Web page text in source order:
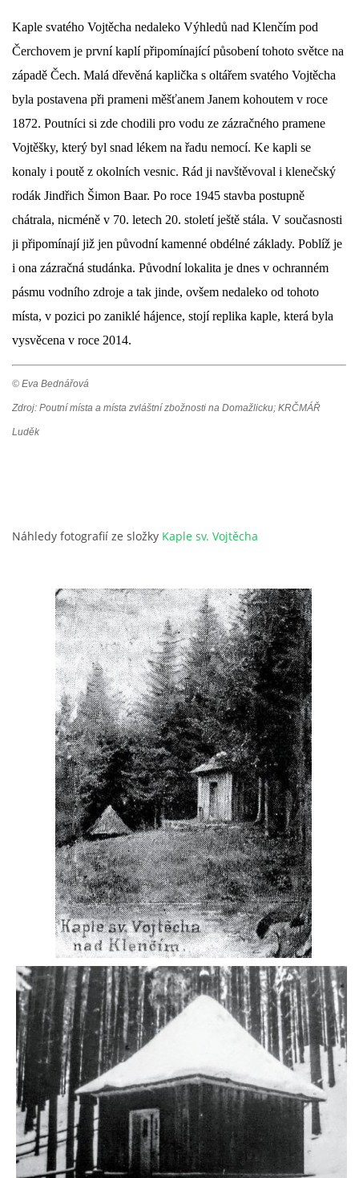
DŮL NA SLÍDU (NA KOLE)
Kontakt:
tel. 773 916 275
--------------------------------------------------------------
města Domažlice.
© 2026 eStránky.cz |Aktualizováno: 17. 7. 2026|Nahoru ↑
Kaple svatého Vojtěcha nedaleko Výhledů nad Klenčím pod
Čerchovem je první kaplí připomínající působení tohoto světce na
západě Čech. Malá dřevěná kaplička s oltářem svatého Vojtěcha
byla postavena při prameni měšťanem Janem kohoutem v roce
1872. Poutníci si zde chodili pro vodu ze zázračného pramene
Vojtěšky, který byl snad lékem na řadu nemocí. Ke kapli se
konaly i poutě z okolních vesnic. Rád ji navštěvoval i klenečský
rodák Jindřich Šimon Baar. Po roce 1945 stavba postupně
chátrala, nicméně v 70. letech 20. století ještě stála. V současnosti
ji připomínají již jen původní kamenné obdélné základy. Poblíž je
i ona zázračná studánka. Původní lokalita je dnes v ochranném
pásmu vodního zdroje a tak jinde, ovšem nedaleko od tohoto
místa, v pozici po zaniklé hájence, stojí replika kaple, která byla
vysvěcena v roce 2014.
© Eva Bednářová
Zdroj: Poutní místa a místa zvláštní zbožnosti na Domažlicku; KRČMÁŘ
Luděk
Náhledy fotografií ze složky Kaple sv. Vojtěcha